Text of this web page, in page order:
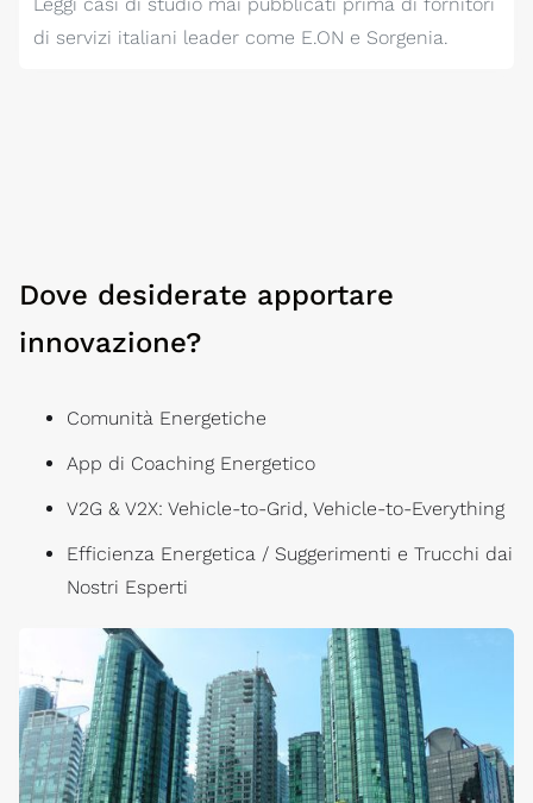
di servizi italiani leader come E.ON e Sorgenia.
Dove desiderate apportare
innovazione?
Comunità Energetiche
App di Coaching Energetico
V2G & V2X: Vehicle-to-Grid, Vehicle-to-Everything
Efficienza Energetica / Suggerimenti e Trucchi dai
Nostri Esperti